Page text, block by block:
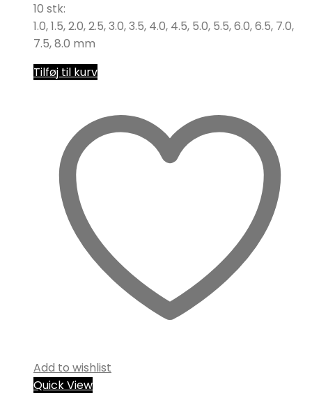
10 stk:
1.0, 1.5, 2.0, 2.5, 3.0, 3.5, 4.0, 4.5, 5.0, 5.5, 6.0, 6.5, 7.0,
7.5, 8.0 mm
Tilføj til kurv
Add to wishlist
Quick View